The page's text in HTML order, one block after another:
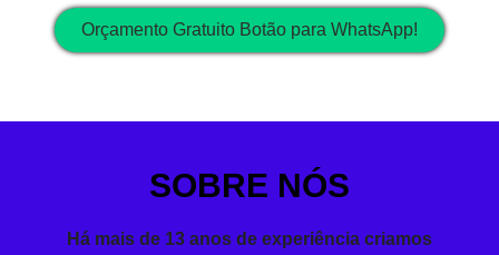
Orçamento Gratuito Botão para WhatsApp!
SOBRE NÓS
Há mais de 13 anos de experiência criamos